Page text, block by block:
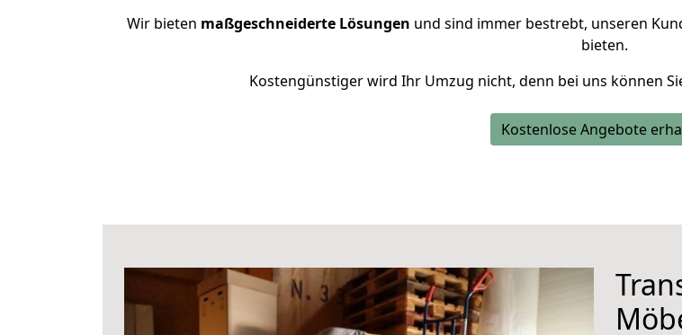
Wir bieten maßgeschneiderte Lösungen und sind immer bestrebt, unseren
bieten.
Kostengünstiger wird Ihr Umzug nicht, denn bei uns können
Kostenlose Angebote